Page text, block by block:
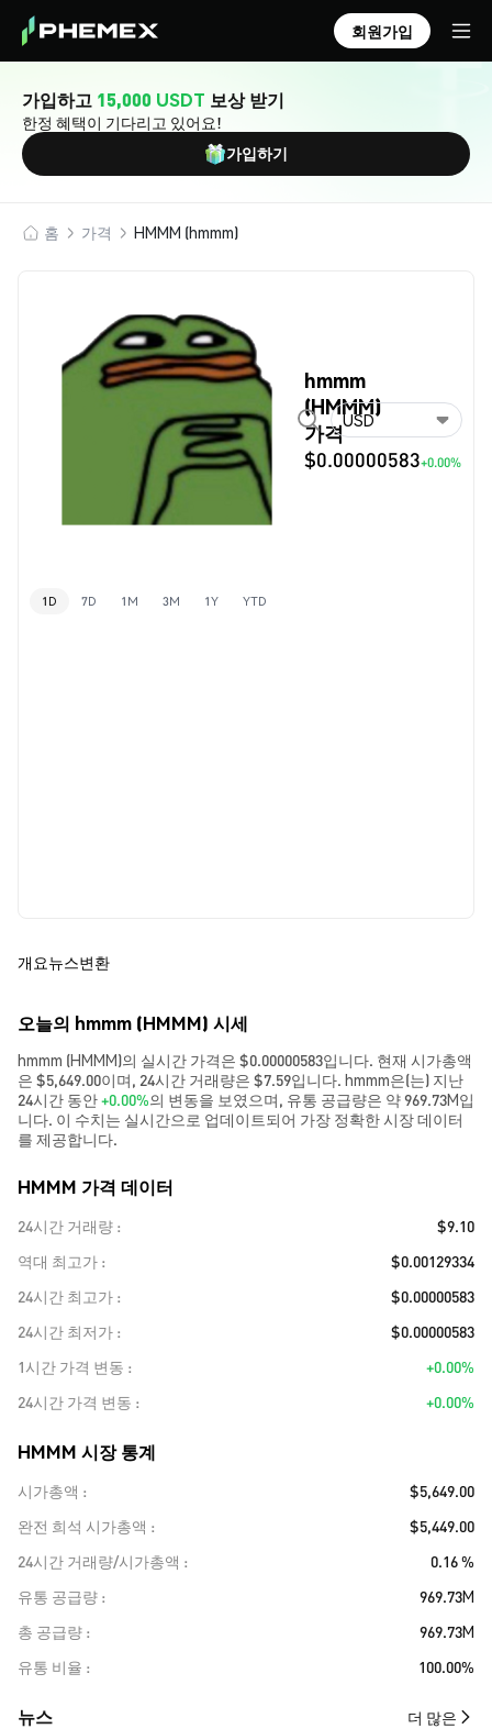
회원가입
가입하고 15,000 USDT 보상 받기
한정 혜택이 기다리고 있어요!
가입하기
홈 가격 HMMM (hmmm)
hmmm
(HMMM)
가격
$0.00000583+0.00%
USD
1D 7D 1M 3M 1Y YTD
개요뉴스변환
오늘의 hmmm (HMMM) 시세
hmmm (HMMM)의 실시간 가격은 $0.00000583입니다. 현재 시가총액
은 $5,649.00이며, 24시간 거래량은 $7.59입니다. hmmm은(는) 지난
24시간 동안+0.00%의 변동을 보였으며, 유통 공급량은 약 969.73M입
니다. 이 수치는 실시간으로 업데이트되어 가장 정확한 시장 데이터
를 제공합니다.
HMMM 가격 데이터
24시간 거래량
$9.10
역대 최고가
$0.00129334
24시간 최고가
$0.00000583
24시간 최저가
$0.00000583
1시간 가격 변동
+0.00%
24시간 가격 변동
+0.00%
HMMM 시장 통계
시가총액
$5,649.00
완전 희석 시가총액
$5,449.00
24시간 거래량/시가총액
0.16 %
유통 공급량
969.73M
총 공급량
969.73M
유통 비율
100.00%
뉴스 더 많은